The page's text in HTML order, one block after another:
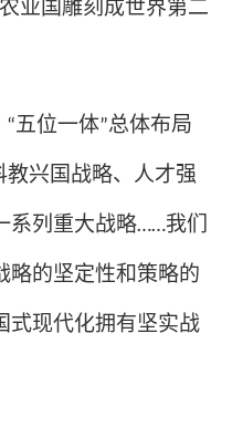
业国雕刻成世界第二
“五位一体”总体布局
教兴国战略、人才强
系列重大战略……我们
略的坚定性和策略的
式现代化拥有坚实战